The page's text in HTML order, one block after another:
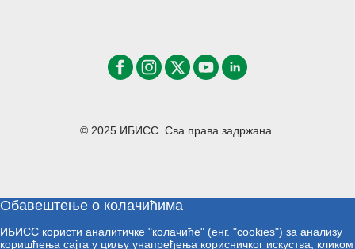
© 2025 ИБИСС. Сва права задржана.
Обавештење о колачићима
ИБИСС користи аналитичке "колачиће" (енг. "cookies") за анализу
коришћења сајта у циљу унапређења корисничког искуства, кликом